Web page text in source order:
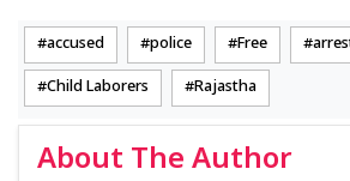
accused police Free
Child Laborers Rajastha
About The Author